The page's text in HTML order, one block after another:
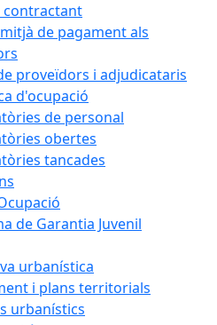
contractant
de pagament als
proveïdors i adjudicataris
d'ocupació
de personal
obertes
tancades
de Garantia Juvenil
urbanística
i plans territorials
urbanístics